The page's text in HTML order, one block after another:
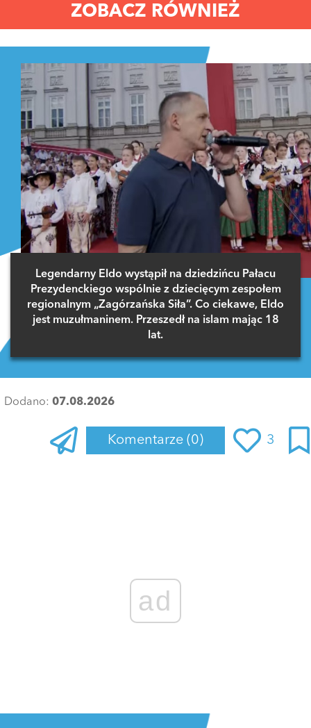
ZOBACZ RÓWNIEŻ
Legendarny Eldo wystąpił na dziedzińcu Pałacu
Prezydenckiego wspólnie z dziecięcym zespołem
regionalnym „Zagórzańska Siła”. Co ciekawe, Eldo
jest muzułmaninem. Przeszedł na islam mając 18
lat.
Dodano: 07.08.2026
Komentarze (0) 3
ad